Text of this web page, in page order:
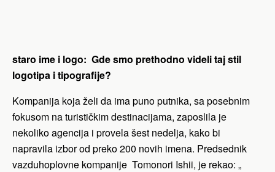
staro ime i logo: Gde smo prethodno videli taj stil
logotipa i tipografije?
Kompanija koja želi da ima puno putnika, sa posebnim
fokusom na turističkim destinacijama, zaposlila je
nekoliko agencija i provela šest nedelja, kako bi
napravila izbor od preko 200 novih imena. Predsednik
vazduhoplovne kompanije Tomonori Ishii, je rekao: „